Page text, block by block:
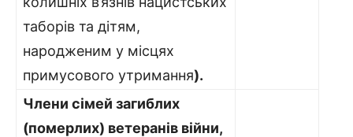
таборів та дітям,
народженим у місцях
примусового утримання).
Члени сімей загиблих
(померлих) ветеранів війни,